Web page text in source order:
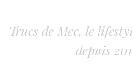
Trucs de Mec, le
depuis